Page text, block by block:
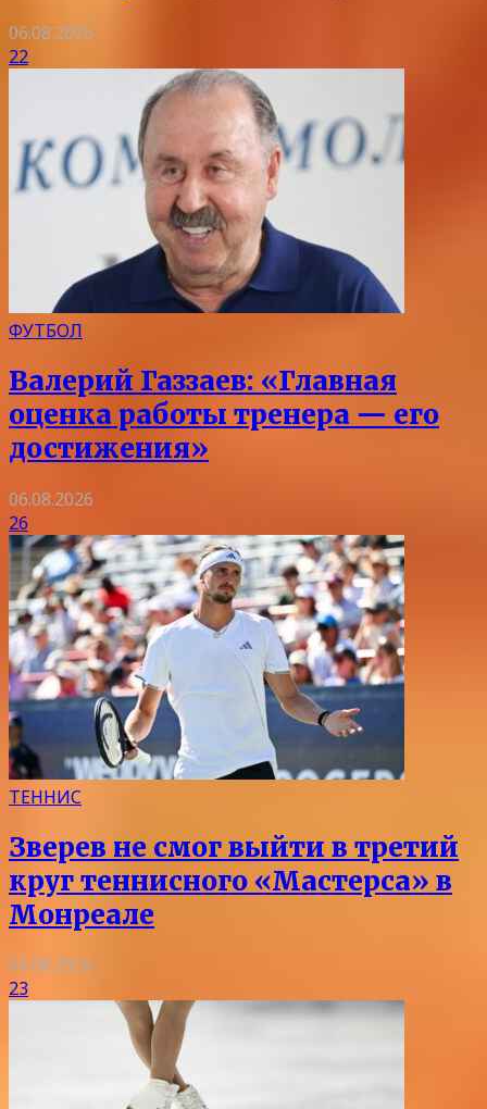
06.08.2026
22
ФУТБОЛ
Валерий Газзаев: «Главная
оценка работы тренера — его
достижения»
06.08.2026
26
ТЕННИС
Зверев не смог выйти в третий
круг теннисного «Мастерса» в
Монреале
06.08.2026
23